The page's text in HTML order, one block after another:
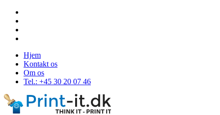
Hjem
Kontakt os
Om os
Tel.: +45 30 20 07 46